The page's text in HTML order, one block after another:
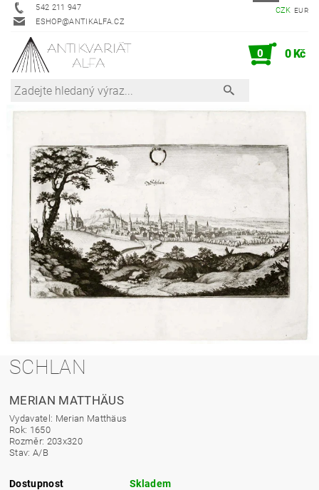
542 211 947
ESHOP@ANTIKALFA.CZ
CZK EUR
0 0 Kč
SCHLAN
MERIAN MATTHÄUS
Vydavatel: Merian Matthäus
Rok: 1650
Rozměr: 203x320
Stav: A/B
Dostupnost Skladem